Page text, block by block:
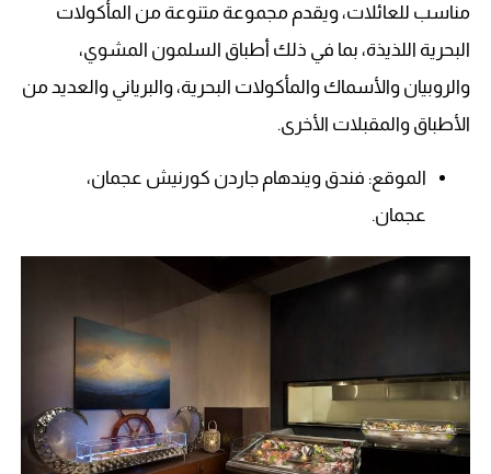
مناسب للعائلات، ويقدم مجموعة متنوعة من المأكولات
البحرية اللذيذة، بما في ذلك أطباق السلمون المشوي،
والروبيان والأسماك والمأكولات البحرية، والبرياني والعديد من
الأطباق والمقبلات الأخرى.
الموقع: فندق ويندهام جاردن كورنيش عجمان،
عجمان.